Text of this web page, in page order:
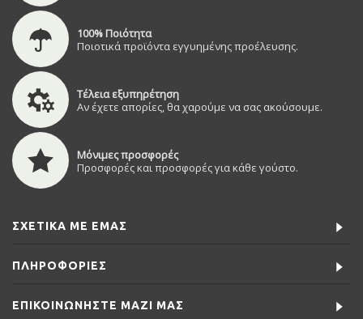
100% Ποιότητα
Ποιοτικά προϊόντα εγγυημένης προέλευσης.
Τέλεια εξυπηρέτηση
Αν έχετε απορίες, θα χαρούμε να σας ακούσουμε.
Μόνιμες προσφορές
Προσφορές και προσφορές για κάθε γούστο.
ΣΧΕΤΙΚΆ ΜΕ ΕΜΆΣ
ΠΛΗΡΟΦΟΡΊΕΣ
ΕΠΙΚΟΙΝΩΝΉΣΤΕ ΜΑΖΊ ΜΑΣ